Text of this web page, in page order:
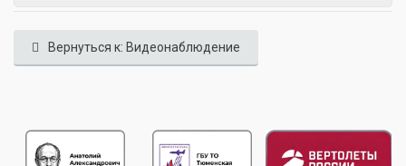
Вернуться к: Видеонаблюдение